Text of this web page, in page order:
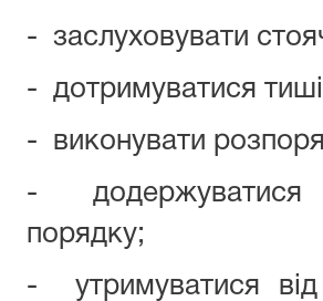
- заслуховувати
- дотримуватися
- виконувати
- додержуватися в
порядку;
- утримуватися